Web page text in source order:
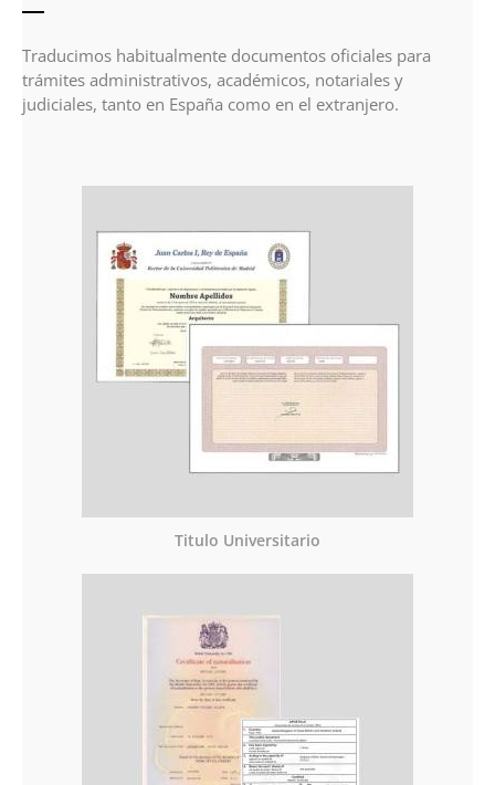
Traducimos habitualmente documentos oficiales para
trámites administrativos, académicos, notariales y
judiciales, tanto en España como en el extranjero.
Titulo Universitario